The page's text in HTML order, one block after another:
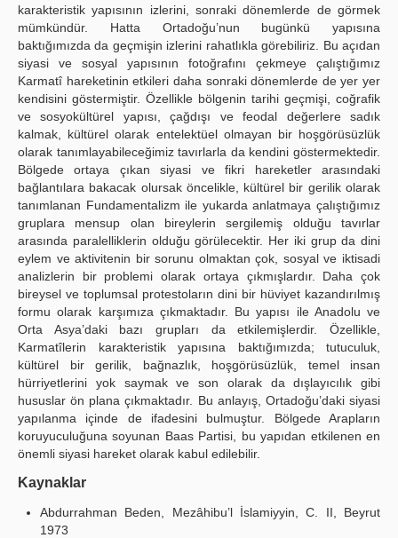
karakteristik yapısının izlerini, sonraki dönemlerde de görmek
mümkündür. Hatta Ortadoğu’nun bugünkü yapısına
baktığımızda da geçmişin izlerini rahatlıkla görebiliriz. Bu açıdan
siyasi ve sosyal yapısının fotoğrafını çekmeye çalıştığımız
Karmatî hareketinin etkileri daha sonraki dönemlerde de yer yer
kendisini göstermiştir. Özellikle bölgenin tarihi geçmişi, coğrafik
ve sosyokültürel yapısı, çağdışı ve feodal değerlere sadık
kalmak, kültürel olarak entelektüel olmayan bir hoşgörüsüzlük
olarak tanımlayabileceğimiz tavırlarla da kendini göstermektedir.
Bölgede ortaya çıkan siyasi ve fikri hareketler arasındaki
bağlantılara bakacak olursak öncelikle, kültürel bir gerilik olarak
tanımlanan Fundamentalizm ile yukarda anlatmaya çalıştığımız
gruplara mensup olan bireylerin sergilemiş olduğu tavırlar
arasında paralelliklerin olduğu görülecektir. Her iki grup da dini
eylem ve aktivitenin bir sorunu olmaktan çok, sosyal ve iktisadi
analizlerin bir problemi olarak ortaya çıkmışlardır. Daha çok
bireysel ve toplumsal protestoların dini bir hüviyet kazandırılmış
formu olarak karşımıza çıkmaktadır. Bu yapısı ile Anadolu ve
Orta Asya’daki bazı grupları da etkilemişlerdir. Özellikle,
Karmatîlerin karakteristik yapısına baktığımızda; tutuculuk,
kültürel bir gerilik, bağnazlık, hoşgörüsüzlük, temel insan
hürriyetlerini yok saymak ve son olarak da dışlayıcılık gibi
hususlar ön plana çıkmaktadır. Bu anlayış, Ortadoğu’daki siyasi
yapılanma içinde de ifadesini bulmuştur. Bölgede Arapların
koruyuculuğuna soyunan Baas Partisi, bu yapıdan etkilenen en
önemli siyasi hareket olarak kabul edilebilir.
Kaynaklar
Abdurrahman Beden, Mezâhibu’l İslamiyyin, C. II, Beyrut
1973